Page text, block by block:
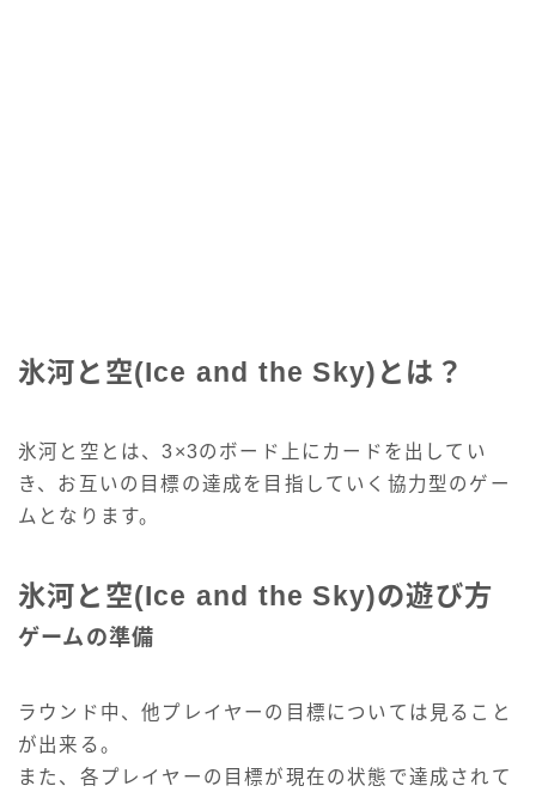
氷河と空(Ice and the Sky)とは？
氷河と空とは、3×3のボード上にカードを出してい
き、お互いの目標の達成を目指していく協力型のゲー
ムとなります。
氷河と空(Ice and the Sky)の遊び方
ゲームの準備
ラウンド中、他プレイヤーの目標については見ること
が出来る。
また、各プレイヤーの目標が現在の状態で達成されて